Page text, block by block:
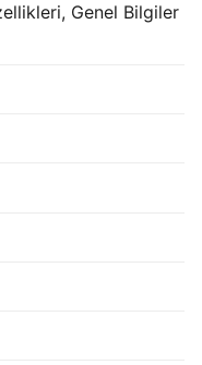
Genel Bilgiler